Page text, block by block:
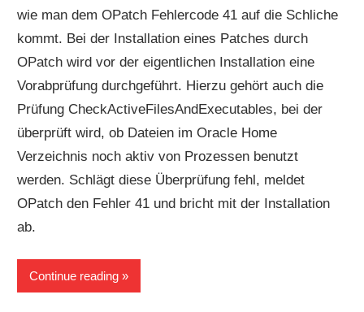
wie man dem OPatch Fehlercode 41 auf die Schliche
kommt. Bei der Installation eines Patches durch
OPatch wird vor der eigentlichen Installation eine
Vorabprüfung durchgeführt. Hierzu gehört auch die
Prüfung CheckActiveFilesAndExecutables, bei der
überprüft wird, ob Dateien im Oracle Home
Verzeichnis noch aktiv von Prozessen benutzt
werden. Schlägt diese Überprüfung fehl, meldet
OPatch den Fehler 41 und bricht mit der Installation
ab.
Continue reading